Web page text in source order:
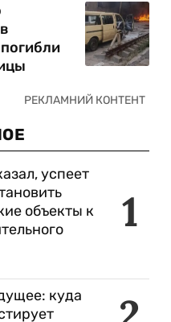
1
успеет
объекты к
куда